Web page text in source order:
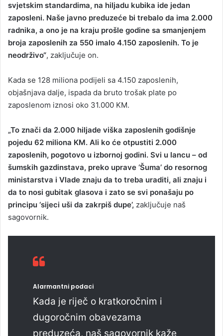
svjetskim standardima, na hiljadu kubika ide jedan
zaposleni. Naše javno preduzeće bi trebalo da ima 2.000
radnika, a ono je na kraju prošle godine sa smanjenjem
broja zaposlenih za 550 imalo 4.150 zaposlenih. To je
neodrživo“, zaključuje on.
Kada se 128 miliona podijeli sa 4.150 zaposlenih,
objašnjava dalje, ispada da bruto trošak plate po
zaposlenom iznosi oko 31.000 KM.
„To znači da 2.000 hiljade viška zaposlenih godišnje
pojedu 62 miliona KM. Ali ko će otpustiti 2.000
zaposlenih, pogotovo u izbornoj godini. Svi u lancu – od
šumskih gazdinstava, preko uprave ‘Šuma’ do resornog
ministarstva i Vlade znaju da to treba uraditi, ali znaju i
da to nosi gubitak glasova i zato se svi ponašaju po
principu ‘sijeci uši da zakrpiš dupe’, zaključuje naš
sagovornik.
Alarmantni podaci
Kada je riječ o kratkoročnim i
dugoročnim obavezama
preduzeća, naš sagovornik kaže